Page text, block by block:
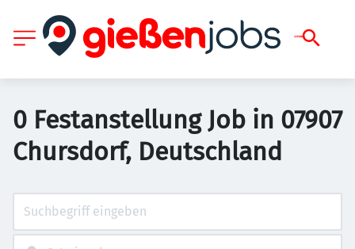
0 Festanstellung Job in 07907
Chursdorf, Deutschland